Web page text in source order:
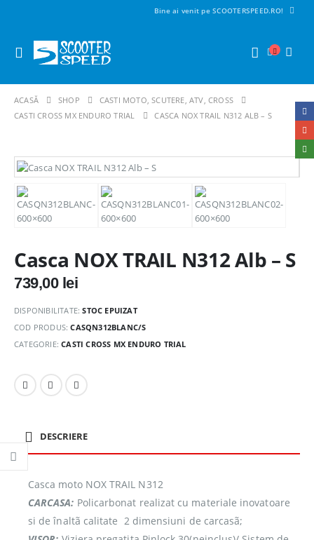
Bine ai venit pe SCOOTERSPEED.RO!
ACASĂ SHOP
CASTI MOTO, SCUTERE, ATV, CROSS
CASTI CROSS MX ENDURO TRIAL
CASCA NOX TRAIL N312 ALB – S
Casca NOX TRAIL N312 Alb – S
739,00 lei
DISPONIBILITATE:STOC EPUIZAT
COD PRODUS:CASQN312BLANC/S
CATEGORIE:CASTI CROSS MX ENDURO TRIAL
DESCRIERE
Casca moto NOX TRAIL N312
CARCASA: Policarbonat realizat cu materiale inovatoare
si de înaltã calitate  2 dimensiuni de carcasã;